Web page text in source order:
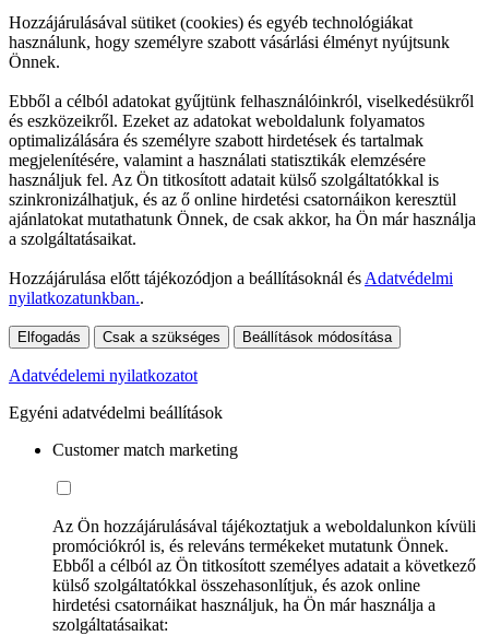
Hozzájárulásával sütiket (cookies) és egyéb technológiákat
használunk, hogy személyre szabott vásárlási élményt nyújtsunk
Önnek.
Ebből a célból adatokat gyűjtünk felhasználóinkról, viselkedésükről
és eszközeikről. Ezeket az adatokat weboldalunk folyamatos
optimalizálására és személyre szabott hirdetések és tartalmak
megjelenítésére, valamint a használati statisztikák elemzésére
használjuk fel. Az Ön titkosított adatait külső szolgáltatókkal is
szinkronizálhatjuk, és az ő online hirdetési csatornáikon keresztül
ajánlatokat mutathatunk Önnek, de csak akkor, ha Ön már használja
a szolgáltatásaikat.
Hozzájárulása előtt tájékozódjon a beállításoknál és Adatvédelmi
nyilatkozatunkban..
Elfogadás Csak a szükséges Beállítások módosítása
Adatvédelemi nyilatkozatot
Egyéni adatvédelmi beállítások
Customer match marketing
Az Ön hozzájárulásával tájékoztatjuk a weboldalunkon kívüli
promóciókról is, és releváns termékeket mutatunk Önnek.
Ebből a célból az Ön titkosított személyes adatait a következő
külső szolgáltatókkal összehasonlítjuk, és azok online
hirdetési csatornáikat használjuk, ha Ön már használja a
szolgáltatásaikat: